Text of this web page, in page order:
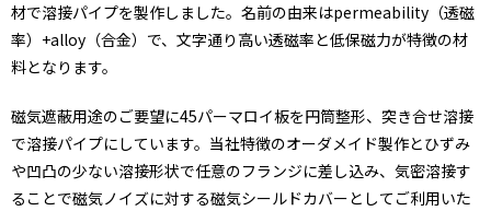
材で溶接パイプを製作しました。名前の由来はpermeability（透磁
率）+alloy（合金）で、文字通り高い透磁率と低保磁力が特徴の材
料となります。
磁気遮蔽用途のご要望に45パーマロイ板を円筒整形、突き合せ溶接
で溶接パイプにしています。当社特徴のオーダメイド製作とひずみ
や凹凸の少ない溶接形状で任意のフランジに差し込み、気密溶接す
ることで磁気ノイズに対する磁気シールドカバーとしてご利用いた